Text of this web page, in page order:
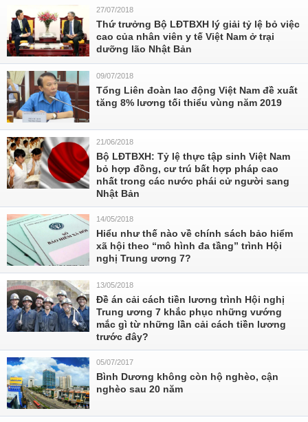
27/07/2018
Thứ trưởng Bộ LĐTBXH lý giải tỷ lệ bỏ việc
cao của nhân viên y tế Việt Nam ở trại
dưỡng lão Nhật Bản
09/07/2018
Tổng Liên đoàn lao động Việt Nam đề xuất
tăng 8% lương tối thiểu vùng năm 2019
21/06/2018
Bộ LĐTBXH: Tỷ lệ thực tập sinh Việt Nam
bỏ hợp đồng, cư trú bất hợp pháp cao
nhất trong các nước phái cử người sang
Nhật Bản
14/05/2018
Hiểu như thế nào về chính sách bảo hiểm
xã hội theo “mô hình đa tầng” trình Hội
nghị Trung ương 7?
13/05/2018
Đề án cải cách tiền lương trình Hội nghị
Trung ương 7 khắc phục những vướng
mắc gì từ những lần cải cách tiền lương
trước đây?
05/07/2017
Bình Dương không còn hộ nghèo, cận
nghèo sau 20 năm